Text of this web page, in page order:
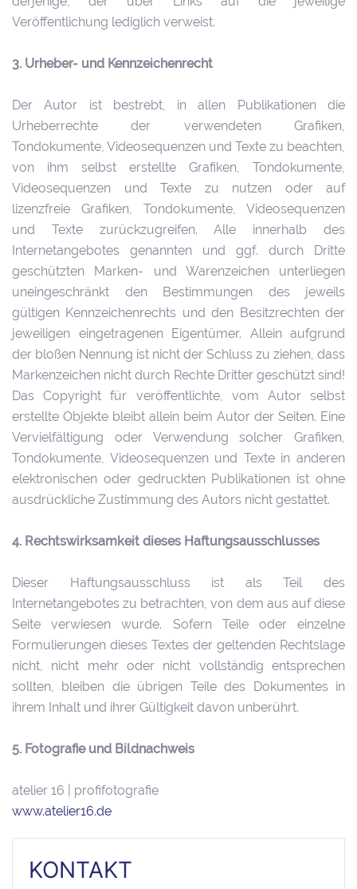
Veröffentlichung lediglich verweist.
3. Urheber- und Kennzeichenrecht
Der Autor ist bestrebt, in allen Publikationen die
Urheberrechte der verwendeten Grafiken,
Tondokumente, Videosequenzen und Texte zu beachten,
von ihm selbst erstellte Grafiken, Tondokumente,
Videosequenzen und Texte zu nutzen oder auf
lizenzfreie Grafiken, Tondokumente, Videosequenzen
und Texte zurückzugreifen. Alle innerhalb des
Internetangebotes genannten und ggf. durch Dritte
geschützten Marken- und Warenzeichen unterliegen
uneingeschränkt den Bestimmungen des jeweils
gültigen Kennzeichenrechts und den Besitzrechten der
jeweiligen eingetragenen Eigentümer. Allein aufgrund
der bloßen Nennung ist nicht der Schluss zu ziehen, dass
Markenzeichen nicht durch Rechte Dritter geschützt sind!
Das Copyright für veröffentlichte, vom Autor selbst
erstellte Objekte bleibt allein beim Autor der Seiten. Eine
Vervielfältigung oder Verwendung solcher Grafiken,
Tondokumente, Videosequenzen und Texte in anderen
elektronischen oder gedruckten Publikationen ist ohne
ausdrückliche Zustimmung des Autors nicht gestattet.
4. Rechtswirksamkeit dieses Haftungsausschlusses
Dieser Haftungsausschluss ist als Teil des
Internetangebotes zu betrachten, von dem aus auf diese
Seite verwiesen wurde. Sofern Teile oder einzelne
Formulierungen dieses Textes der geltenden Rechtslage
nicht, nicht mehr oder nicht vollständig entsprechen
sollten, bleiben die übrigen Teile des Dokumentes in
ihrem Inhalt und ihrer Gültigkeit davon unberührt.
5. Fotografie und Bildnachweis
atelier 16 | profifotografie
www.atelier16.de
KONTAKT